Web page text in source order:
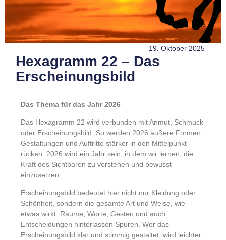
19. Oktober 2025
Hexagramm 22 – Das
Erscheinungsbild
Das Thema für das Jahr 2026
Das Hexagramm 22 wird verbunden mit Anmut, Schmuck
oder Erscheinungsbild. So werden 2026 äußere Formen,
Gestaltungen und Auftritte stärker in den Mittelpunkt
rücken. 2026 wird ein Jahr sein, in dem wir lernen, die
Kraft des Sichtbaren zu verstehen und bewusst
einzusetzen.
Erscheinungsbild bedeutet hier nicht nur Kleidung oder
Schönheit, sondern die gesamte Art und Weise, wie
etwas wirkt. Räume, Worte, Gesten und auch
Entscheidungen hinterlassen Spuren. Wer das
Erscheinungsbild klar und stimmig gestaltet, wird leichter